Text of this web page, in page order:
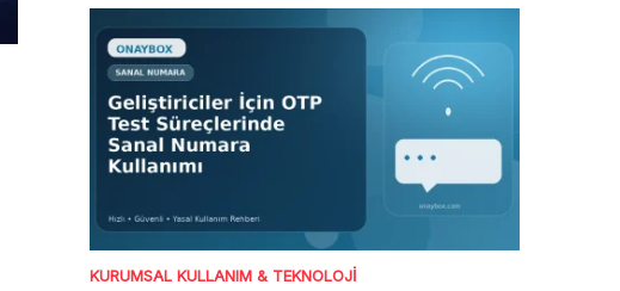
KURUMSAL KULLANIM & TEKNOLOJI